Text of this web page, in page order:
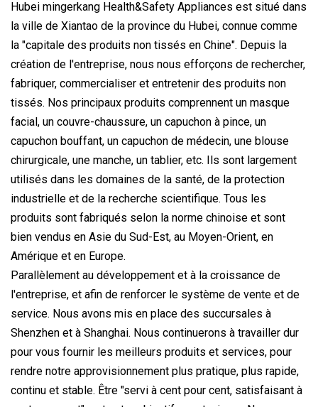
Hubei mingerkang Health&Safety Appliances est situé dans
la ville de Xiantao de la province du Hubei, connue comme
la "capitale des produits non tissés en Chine". Depuis la
création de l'entreprise, nous nous efforçons de rechercher,
fabriquer, commercialiser et entretenir des produits non
tissés. Nos principaux produits comprennent un masque
facial, un couvre-chaussure, un capuchon à pince, un
capuchon bouffant, un capuchon de médecin, une blouse
chirurgicale, une manche, un tablier, etc. Ils sont largement
utilisés dans les domaines de la santé, de la protection
industrielle et de la recherche scientifique. Tous les
produits sont fabriqués selon la norme chinoise et sont
bien vendus en Asie du Sud-Est, au Moyen-Orient, en
Amérique et en Europe.
Parallèlement au développement et à la croissance de
l'entreprise, et afin de renforcer le système de vente et de
service. Nous avons mis en place des succursales à
Shenzhen et à Shanghai. Nous continuerons à travailler dur
pour vous fournir les meilleurs produits et services, pour
rendre notre approvisionnement plus pratique, plus rapide,
continu et stable. Être "servi à cent pour cent, satisfaisant à